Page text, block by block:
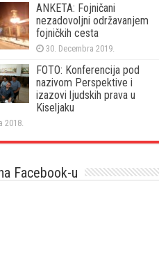
ANKETA: Fojničani
nezadovoljni održavanjem
fojničkih cesta
30. Decembra 2019.
FOTO: Konferencija pod
nazivom Perspektive i
izazovi ljudskih prava u
Kiseljaku
2018.
Facebook-u